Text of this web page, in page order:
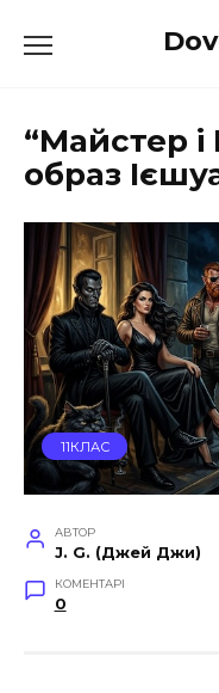
до
“Майстер
образ
11КЛАС
АВТОР
J. G. (Джей Джи)
КОМЕНТАРІ
0